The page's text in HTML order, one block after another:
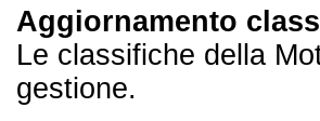
Aggiornamento
Le classifiche della
gestione.